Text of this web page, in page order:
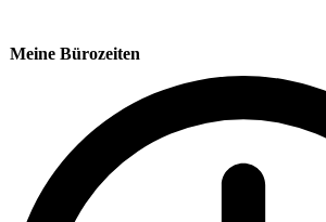
Meine Bürozeiten